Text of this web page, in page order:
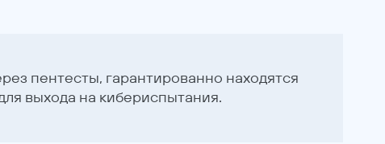
пентесты, гарантированно находятся
выхода на кибериспытания.